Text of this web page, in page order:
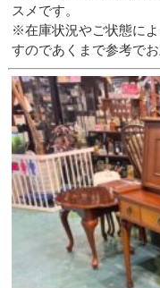
スメです。
※在庫状況やご状態に
すのであくまで参考でお